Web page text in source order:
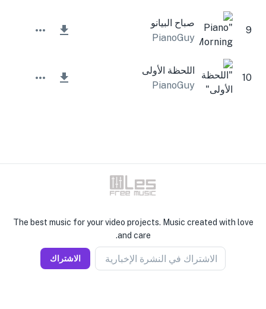
9
صباح البيانو
PianoGuy
10
اللحظة الأولى
PianoGuy
The best music for your video projects. Music created with love
and care.
الاشتراك في النشرة الإخبارية الاشتراك